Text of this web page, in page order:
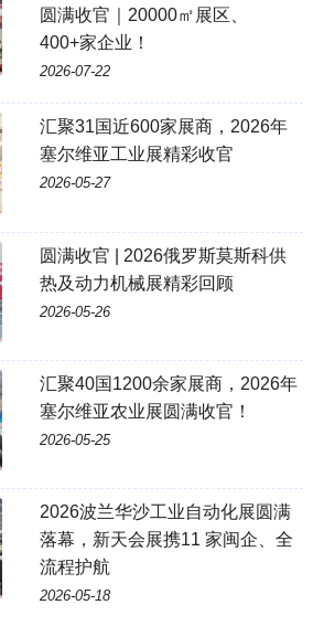
圆满收官｜20000㎡展区、
400+家企业！
2026-07-22
汇聚31国近600家展商，2026年
塞尔维亚工业展精彩收官
2026-05-27
圆满收官 | 2026俄罗斯莫斯科供
热及动力机械展精彩回顾
2026-05-26
汇聚40国1200余家展商，2026年
塞尔维亚农业展圆满收官！
2026-05-25
2026波兰华沙工业自动化展圆满
落幕，新天会展携11 家闽企、全
流程护航
2026-05-18